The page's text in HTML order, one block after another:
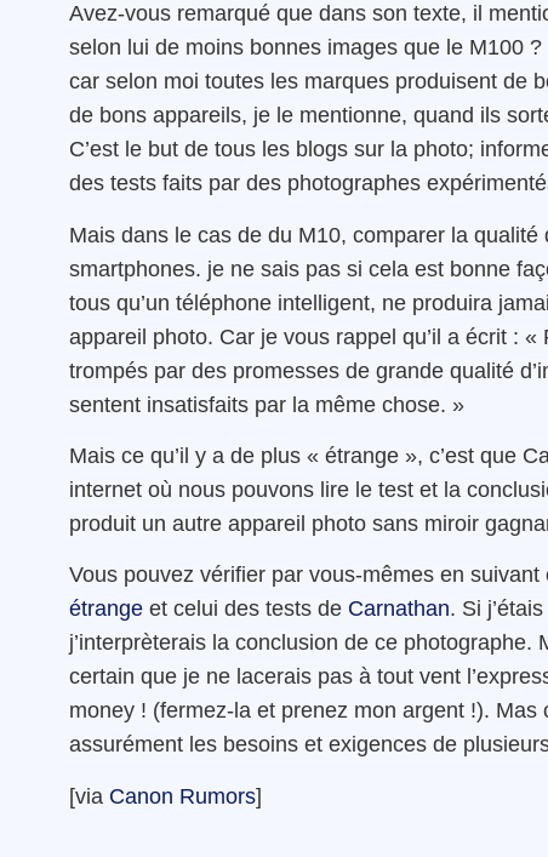
Avez-vous remarqué que dans son texte, il
selon lui de moins bonnes images que le M100
car selon moi toutes les marques produisent de
de bons appareils, je le mentionne, quand ils
C’est le but de tous les blogs sur la photo;
des tests faits par des photographes
Mais dans le cas de du M10, comparer la
smartphones. je ne sais pas si cela est bonne
tous qu’un téléphone intelligent, ne produira
appareil photo. Car je vous rappel qu’il a écrit :
trompés par des promesses de grande qualité
sentent insatisfaits par la même chose. »
Mais ce qu’il y a de plus « étrange », c’est que
internet où nous pouvons lire le test et la
produit un autre appareil photo sans miroir
Vous pouvez vérifier par vous-mêmes en
étrange et celui des tests de Carnathan. Si
j’interprèterais la conclusion de ce
certain que je ne lacerais pas à tout vent
money ! (fermez-la et prenez mon argent !).
assurément les besoins et exigences de
[via Canon Rumors]